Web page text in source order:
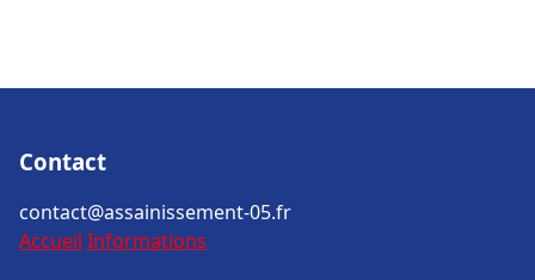
Contact
contact@assainissement-05.fr
Accueil Informations